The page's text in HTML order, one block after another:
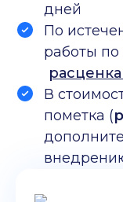
дней
По
работы
В
пометка (